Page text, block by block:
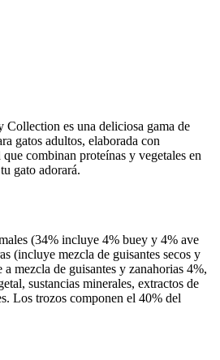
es una deliciosa gama de
gatos adultos, elaborada con
combinan proteínas y vegetales en
gato adorará.
(34% incluye 4% buey y 4% ave
(incluye mezcla de guisantes secos y
mezcla de guisantes y zanahorias 4%,
sustancias minerales, extractos de
Los trozos componen el 40% del